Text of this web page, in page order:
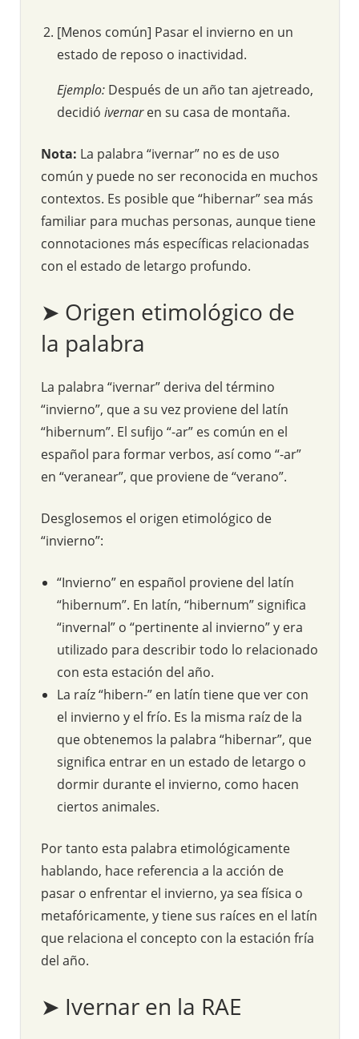
[Menos común] Pasar el invierno en un
estado de reposo o inactividad.
Ejemplo: Después de un año tan ajetreado,
decidió ivernaren su casa de montaña.
Nota: La palabra “ivernar” no es de uso
común y puede no ser reconocida en muchos
contextos. Es posible que “hibernar” sea más
familiar para muchas personas, aunque tiene
connotaciones más específicas relacionadas
con el estado de letargo profundo.
➤ Origen etimológico de
la palabra
La palabra “ivernar” deriva del término
“invierno”, que a su vez proviene del latín
“hibernum”. El sufijo “-ar” es común en el
español para formar verbos, así como “-ar”
en “veranear”, que proviene de “verano”.
Desglosemos el origen etimológico de
“invierno”:
“Invierno” en español proviene del latín
“hibernum”. En latín, “hibernum” significa
“invernal” o “pertinente al invierno” y era
utilizado para describir todo lo relacionado
con esta estación del año.
La raíz “hibern-” en latín tiene que ver con
el invierno y el frío. Es la misma raíz de la
que obtenemos la palabra “hibernar”, que
significa entrar en un estado de letargo o
dormir durante el invierno, como hacen
ciertos animales.
Por tanto esta palabra etimológicamente
hablando, hace referencia a la acción de
pasar o enfrentar el invierno, ya sea física o
metafóricamente, y tiene sus raíces en el latín
que relaciona el concepto con la estación fría
del año.
➤ Ivernar en la RAE